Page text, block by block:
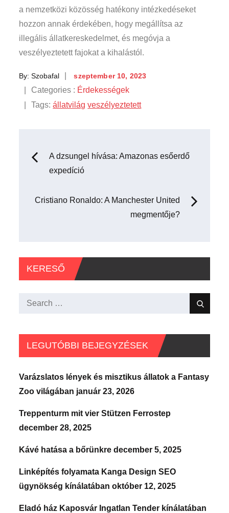
a nemzetközi közösség hatékony intézkedéseket
hozzon annak érdekében, hogy megállítsa az
illegális állatkereskedelmet, és megóvja a
veszélyeztetett fajokat a kihalástól.
By:Szobafal
Posted
on
szeptember 10, 2023
Categories
:
Categories : Érdekességek
Tags:állatvilág veszélyeztetett
Bejegyzés
A dzsungel hívása: Amazonas esőerdő
expedíció
Cristiano Ronaldo: A Manchester United
megmentője?
KERESŐ
Search
Search
LEGUTÓBBI BEJEGYZÉSEK
Varázslatos lények és misztikus állatok a Fantasy
Zoo világában január 23, 2026
Treppenturm mit vier Stützen Ferrostep
december 28, 2025
Kávé hatása a bőrünkre december 5, 2025
Linképítés folyamata Kanga Design SEO
ügynökség kínálatában október 12, 2025
Eladó ház Kaposvár Ingatlan Tender kínálatában